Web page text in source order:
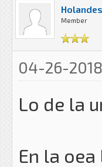
Holandes
Member
04-26-
Lo de la
En la